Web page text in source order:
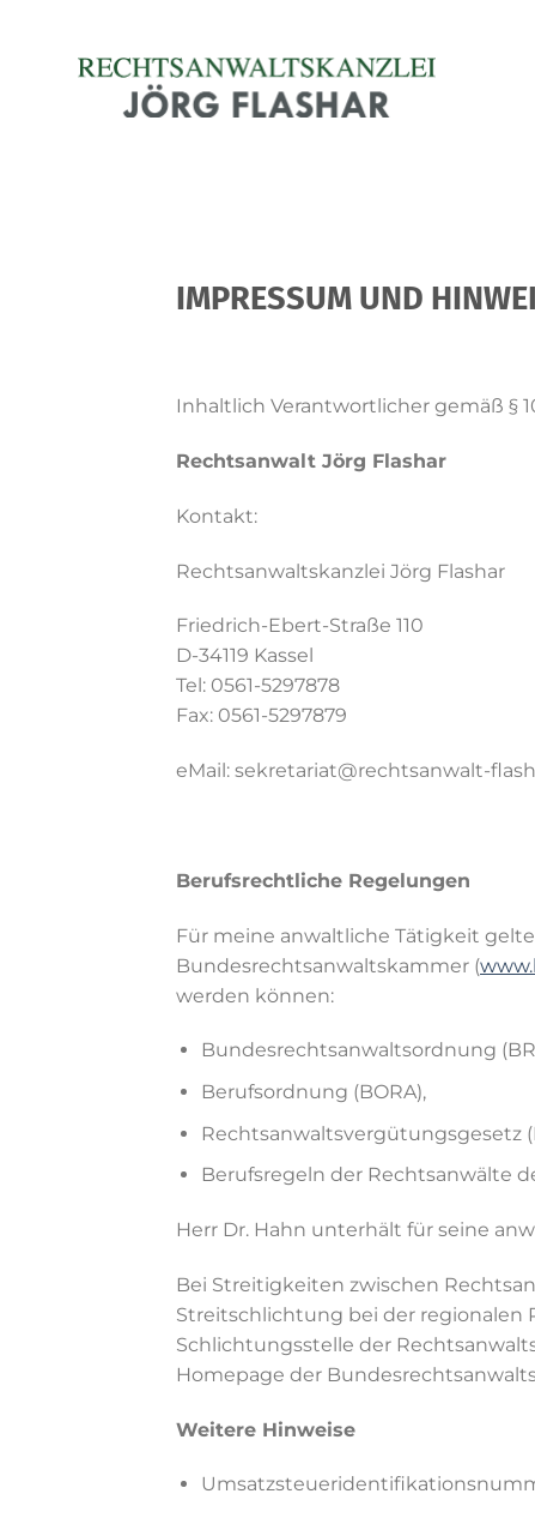
IMPRESSUM UND
Inhaltlich Verantwortlicher gemäß §
Rechtsanwalt Jörg Flashar
Kontakt:
Rechtsanwaltskanzlei Jörg Flashar
Friedrich-Ebert-Straße 110
D-34119 Kassel
Tel: 0561-5297878
Fax: 0561-5297879
eMail: sekretariat@rechtsanwalt-
Berufsrechtliche Regelungen
Für meine anwaltliche Tätigkeit
Bundesrechtsanwaltskammer (
werden können:
Bundesrechtsanwaltsordnung
Berufsordnung (BORA),
Rechtsanwaltsvergütungsgesetz
Berufsregeln der Rechtsanwälte
Herr Dr. Hahn unterhält für seine
Bei Streitigkeiten zwischen
Streitschlichtung bei der regionalen
Schlichtungsstelle der
Homepage der
Weitere Hinweise